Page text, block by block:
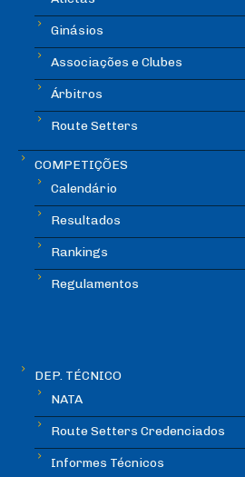
Ginásios
Associações e Clubes
Árbitros
Route Setters
COMPETIÇÕES
Calendário
Resultados
Rankings
Regulamentos
DEP. TÉCNICO
NATA
Route Setters Credenciados
Informes Técnicos